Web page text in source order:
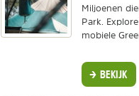
Miljoenen
Park.
mobiele
BEKIJK